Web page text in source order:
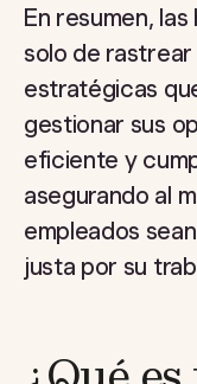
En resumen,
solo de rastrear
estratégicas
gestionar sus
eficiente y
asegurando al
empleados
justa por su